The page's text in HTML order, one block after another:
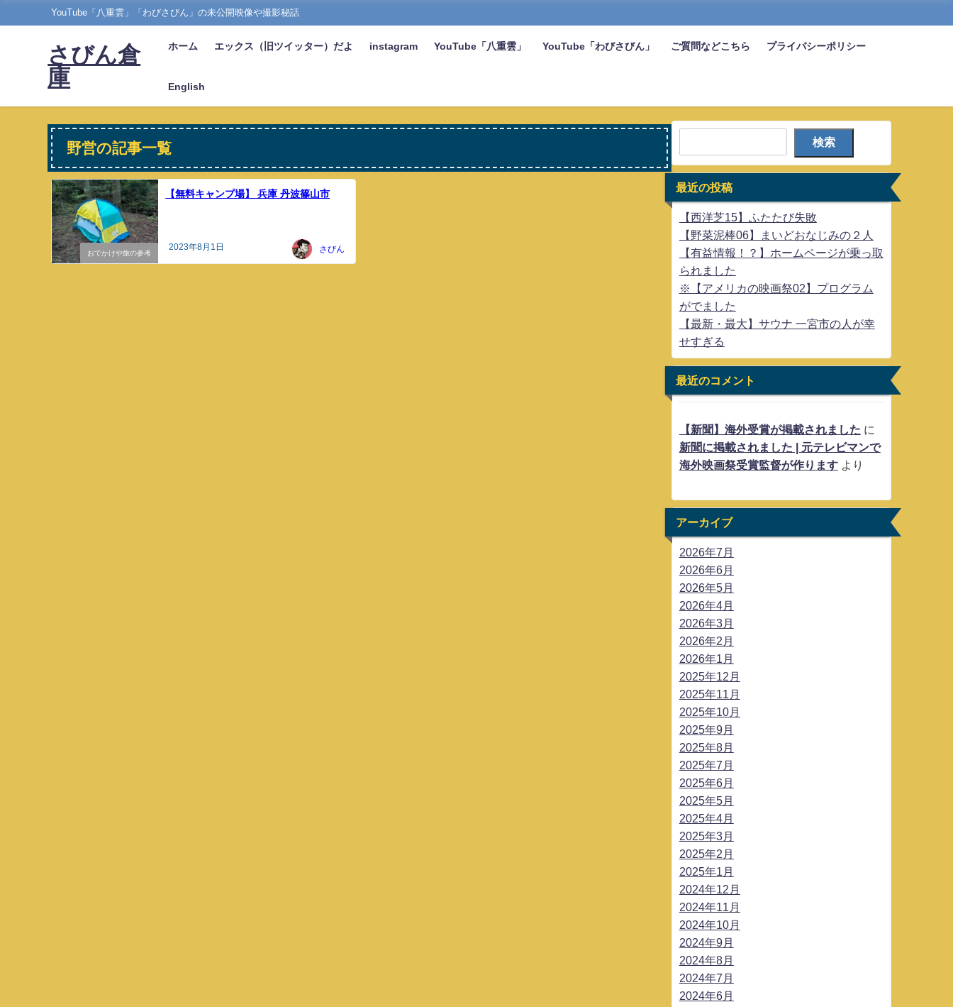
YouTube「八重雲」「わびさびん」の未公開映像や撮影秘話
さびん倉
庫
ホーム エックス（旧ツイッター）だよ instagram YouTube「八重雲」 YouTube「わびさびん」 ご質問などこちら プライバシーポリシー
English
野営の記事一覧
おでかけや旅の参考
【無料キャンプ場】 兵庫 丹波篠山市
2023年8月1日 さびん
検索
最近の投稿
【西洋芝15】ふたたび失敗
【野菜泥棒06】まいどおなじみの２人
【有益情報！？】ホームページが乗っ取
られました
※【アメリカの映画祭02】プログラム
がでました
【最新・最大】サウナ 一宮市の人が幸
せすぎる
最近のコメント
【新聞】海外受賞が掲載されました に
新聞に掲載されました | 元テレビマンで
海外映画祭受賞監督が作りますより
アーカイブ
2026年7月
2026年6月
2026年5月
2026年4月
2026年3月
2026年2月
2026年1月
2025年12月
2025年11月
2025年10月
2025年9月
2025年8月
2025年7月
2025年6月
2025年5月
2025年4月
2025年3月
2025年2月
2025年1月
2024年12月
2024年11月
2024年10月
2024年9月
2024年8月
2024年7月
2024年6月